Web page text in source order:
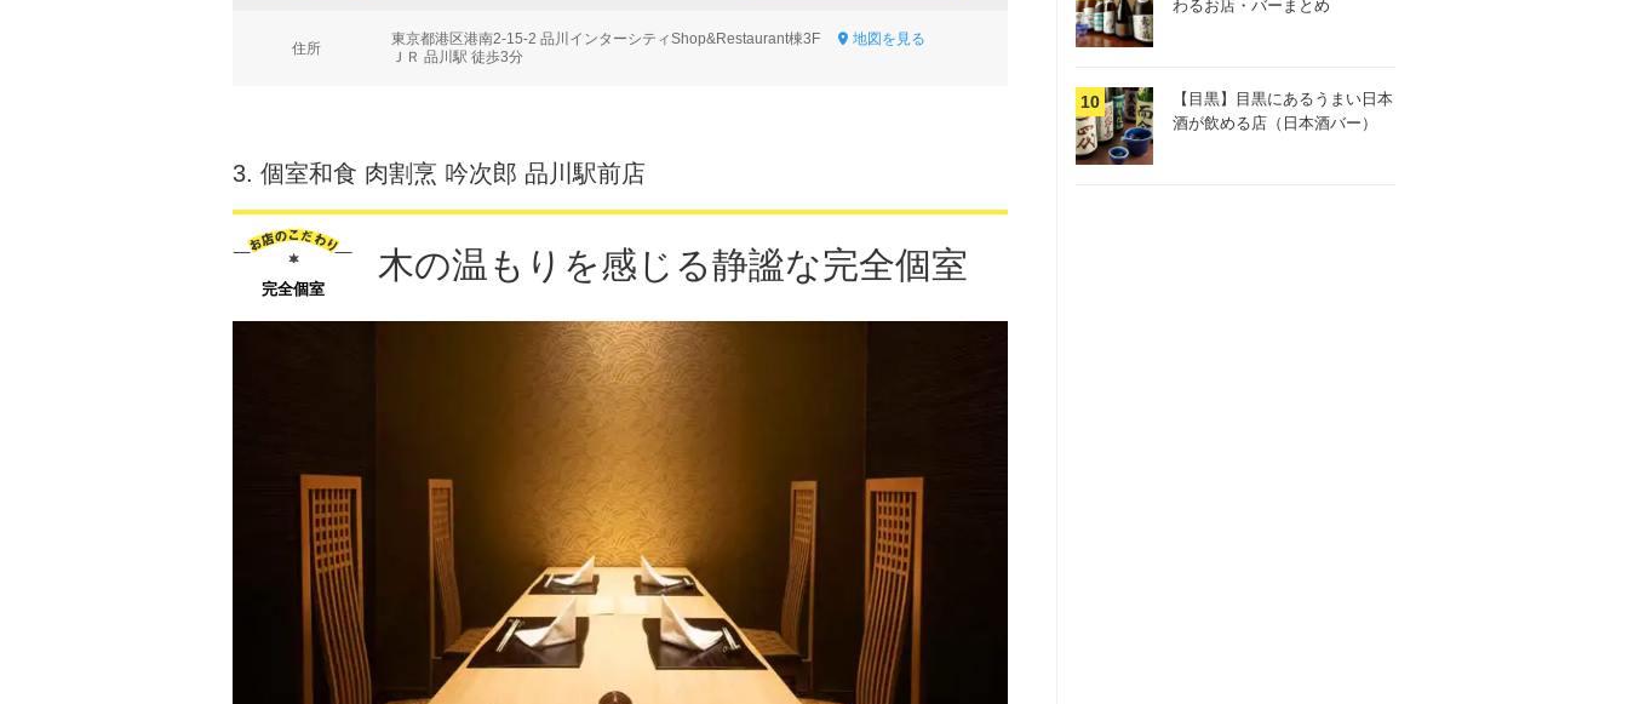
住所
東京都港区港南2-15-2 品川インターシティShop&Restaurant棟3F
地図を見る
ＪＲ 品川駅 徒歩3分
3. 個室和食 肉割烹 吟次郎 品川駅前店
完全個室
木の温もりを感じる静謐な完全個室
わるお店・バーまとめ
【目黒】目黒にあるうまい日本
酒が飲める店（日本酒バー）